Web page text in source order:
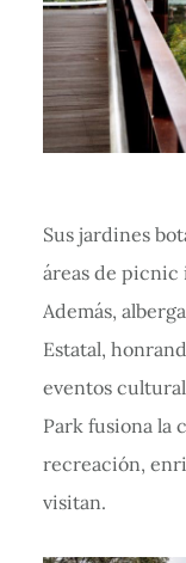
Sus jardines
áreas de picnic
Además,
Estatal,
eventos
Park fusiona la
recreación,
visitan.